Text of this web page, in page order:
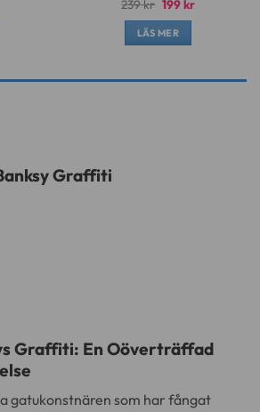
239kr Det
priset
var:
239 kr.
199krDet
LÄS MER
Graffiti
Graffiti: En Oöverträffad
gatukonstnären som har fångat